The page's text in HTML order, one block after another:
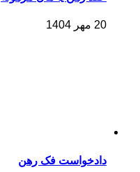
20 مهر 1404
دادخواست فک رهن